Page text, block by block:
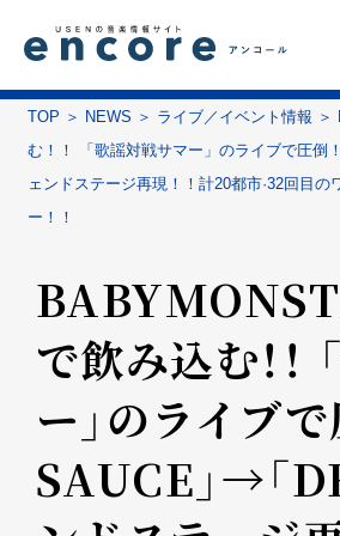
TOP NEWS ライブ／イベント情報
む！！ 「歌謡対戦サマー」のライブで圧倒
ェンドステージ再現！！計20都市·32回目
ー！！
で飲み込む！！
ー」のライブで
SAUCE」→「